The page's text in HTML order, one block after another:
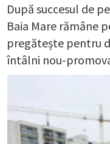
După succesul de
Baia Mare rămâne
pregătește pentru
întâlni nou-